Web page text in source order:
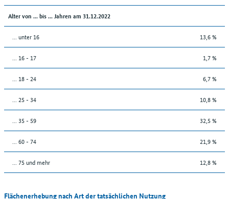
Alter von ... bis ... Jahren am 31.12.2022
... unter 16 13,6 %
... 16 - 17 1,7 %
... 18 - 24 6,7 %
... 25 - 34 10,8 %
... 35 - 59 32,5 %
... 60 - 74 21,9 %
... 75 und mehr 12,8 %
Flächenerhebung nach Art der tatsächlichen Nutzung